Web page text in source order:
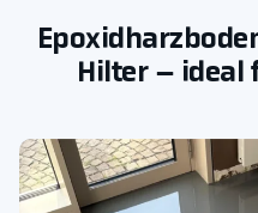
Hilter – ideal